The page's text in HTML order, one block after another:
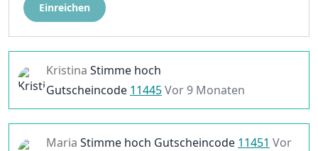
Einreichen
Kristina Stimme hoch
Gutscheincode 11445Vor 9 Monaten
Maria Stimme hoch Gutscheincode 11451 Vor